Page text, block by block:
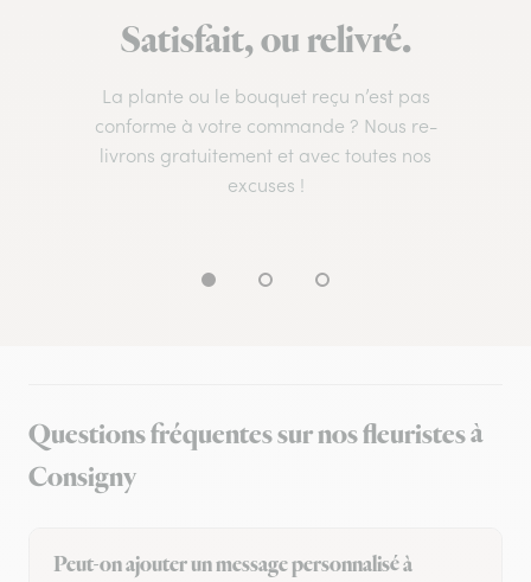
Satisfait, ou relivré.
La plante ou le bouquet reçu n’est pas
conforme à votre commande ? Nous re-
livrons gratuitement et avec toutes nos
excuses !
Questions fréquentes sur nos fleuristes à
Consigny
Peut-on ajouter un message personnalisé à